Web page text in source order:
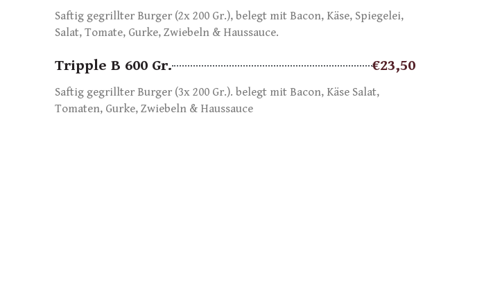
Saftig gegrillter Burger (2x 200 Gr.), belegt mit Bacon, Käse, Spiegelei,
Salat, Tomate, Gurke, Zwiebeln & Haussauce.
Tripple B 600 Gr. €23,50
Saftig gegrillter Burger (3x 200 Gr.). belegt mit Bacon, Käse Salat,
Tomaten, Gurke, Zwiebeln & Haussauce